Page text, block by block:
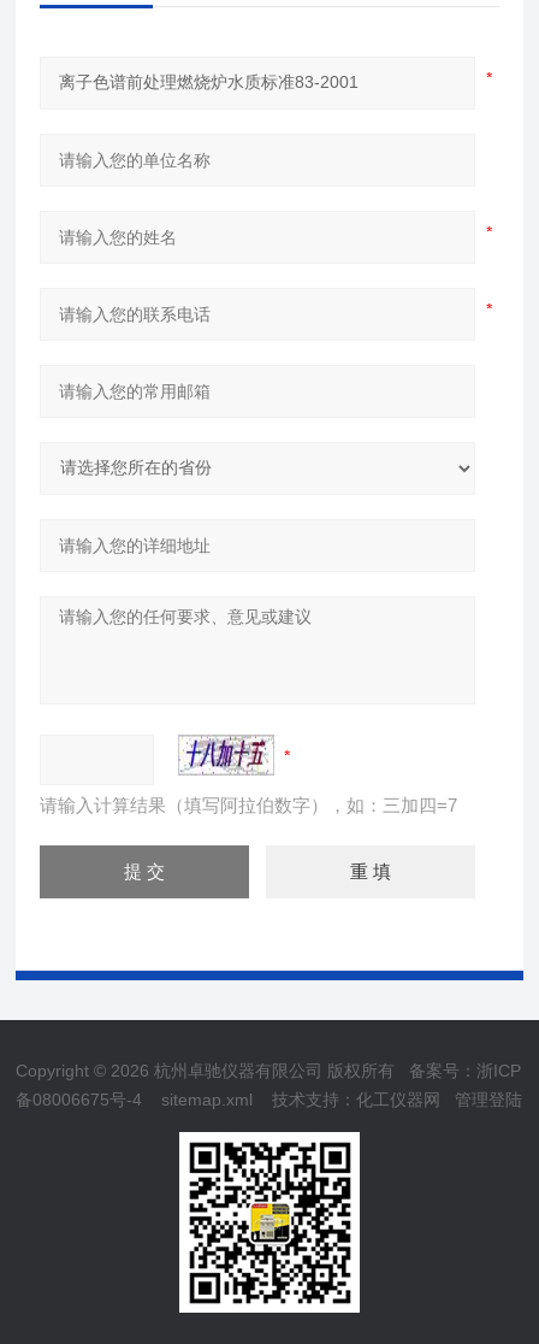
请输入计算结果（填写阿拉伯数字），如：三加四=7
Copyright © 2026 杭州卓驰仪器有限公司 版权所有 备案号：浙ICP
备08006675号-4
sitemap.xml 技术支持：化工仪器网 管理登陆